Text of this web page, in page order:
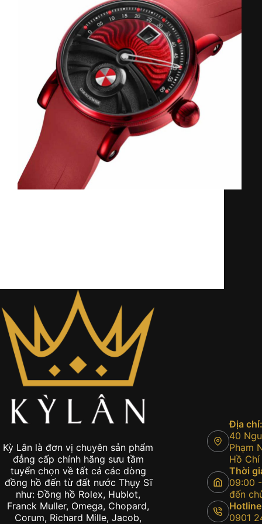
Kỳ Lân là đơn vị chuyên sản phẩm
đẳng cấp chính hãng sưu tầm
tuyển chọn về tất cả các dòng
đồng hồ đến từ đất nước Thụy Sĩ
như: Đồng hồ Rolex, Hublot,
Franck Muller, Omega, Chopard,
Corum, Richard Mille, Jacob,
Địa chỉ:
40
Phạm
Hồ Chí
Thời
09:00
đến
0901